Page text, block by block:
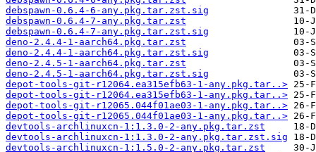
debspawn-0.6.4-6-any.pkg.tar.zst.sig
debspawn-0.6.4-7-any.pkg.tar.zst
debspawn-0.6.4-7-any.pkg.tar.zst.sig
deno-2.4.4-1-aarch64.pkg.tar.zst
deno-2.4.4-1-aarch64.pkg.tar.zst.sig
deno-2.4.5-1-aarch64.pkg.tar.zst
deno-2.4.5-1-aarch64.pkg.tar.zst.sig
depot-tools-git-r12064.ea315efb63-1-any.pkg.tar..>
depot-tools-git-r12064.ea315efb63-1-any.pkg.tar..>
depot-tools-git-r12065.044f01ae03-1-any.pkg.tar..>
depot-tools-git-r12065.044f01ae03-1-any.pkg.tar..>
devtools-archlinuxcn-1:1.3.0-2-any.pkg.tar.zst
devtools-archlinuxcn-1:1.3.0-2-any.pkg.tar.zst.sig
devtools-archlinuxcn-1:1.5.0-2-any.pkg.tar.zst